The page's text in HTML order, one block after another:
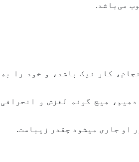
می‌باشد.
کار نیک باشد، و خود را به
هیچ گونه لغزش و انحرافی
او جاری میشود چقدر زیباست.